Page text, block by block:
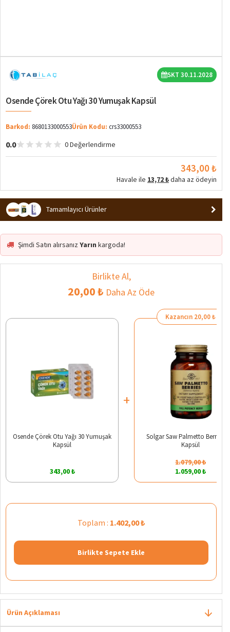
SKT 30.11.2028
Osende Çörek Otu Yağı 30 Yumuşak Kapsül
Barkod: 8680133000553Ürün Kodu: crs33000553
0.0 0 Değerlendirme
343,00 ₺
Havale ile 13,72 ₺daha az ödeyin
Tamamlayıcı Ürünler
Şimdi Satın alırsanızYarın kargoda!
Birlikte Al,
20,00 ₺ Daha Az Öde
Osende Çörek Otu Yağı 30 Yumuşak
Kapsül
343,00 ₺
+
Kazancın 20,00 ₺
Solgar Saw Palmetto Berries
Kapsül
1.079,00 ₺
1.059,00 ₺
Toplam : 1.402,00 ₺
Birlikte Sepete Ekle
Ürün Açıklaması